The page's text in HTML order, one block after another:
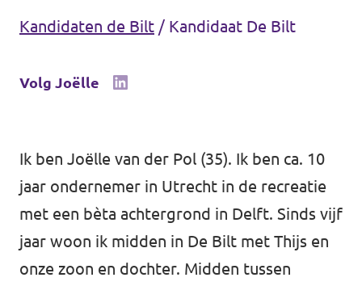
Volt Soest
Volt Zeist
Kandidaten de Bilt / Kandidaat De Bilt
Volg Joëlle
Ik ben Joëlle van der Pol (35). Ik ben ca. 10
jaar ondernemer in Utrecht in de recreatie
met een bèta achtergrond in Delft. Sinds vijf
jaar woon ik midden in De Bilt met Thijs en
onze zoon en dochter. Midden tussen